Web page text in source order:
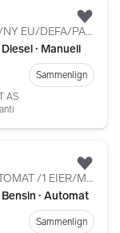
2,0DCI 150HK 4X4 /NY EU/DEFA/PANO/KROK/BOSE/KAMERA/++
Diesel ∙ Manuell
Sammenlign
AS
2,0i 150HK 4X4 AUTOMAT /1 EIER/MOTORVARMER/NAVI/KAMERA
Bensin ∙ Automat
Sammenlign